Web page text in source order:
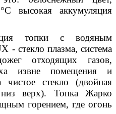
высокая аккумуляция
топки с водяным
стекло плазма, система
отходящих газов,
извне помещения и
чистое стекло (двойная
низ верх). Топка Жарко
горением, где огонь